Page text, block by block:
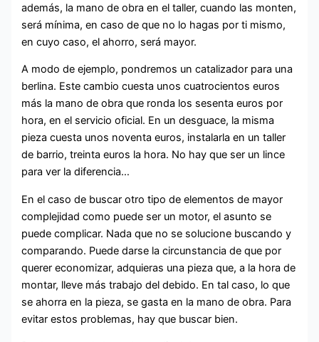
además, la mano de obra en el taller, cuando las monten,
será mínima, en caso de que no lo hagas por ti mismo,
en cuyo caso, el ahorro, será mayor.
A modo de ejemplo, pondremos un catalizador para una
berlina. Este cambio cuesta unos cuatrocientos euros
más la mano de obra que ronda los sesenta euros por
hora, en el servicio oficial. En un desguace, la misma
pieza cuesta unos noventa euros, instalarla en un taller
de barrio, treinta euros la hora. No hay que ser un lince
para ver la diferencia…
En el caso de buscar otro tipo de elementos de mayor
complejidad como puede ser un motor, el asunto se
puede complicar. Nada que no se solucione buscando y
comparando. Puede darse la circunstancia de que por
querer economizar, adquieras una pieza que, a la hora de
montar, lleve más trabajo del debido. En tal caso, lo que
se ahorra en la pieza, se gasta en la mano de obra. Para
evitar estos problemas, hay que buscar bien.